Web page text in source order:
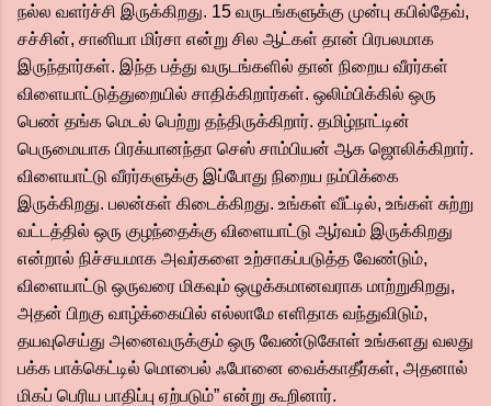
நல்ல வளர்ச்சி இருக்கிறது. 15 வருடங்களுக்கு முன்பு கபில்தேவ்,
சச்சின், சானியா மிர்சா என்று சில ஆட்கள் தான் பிரபலமாக
இருந்தார்கள். இந்த பத்து வருடங்களில் தான் நிறைய வீரர்கள்
விளையாட்டுத்துறையில் சாதிக்கிறார்கள். ஒலிம்பிக்கில் ஒரு
பெண் தங்க மெடல் பெற்று தந்திருக்கிறார். தமிழ்நாட்டின்
பெருமையாக பிரக்யானந்தா செஸ் சாம்பியன் ஆக ஜொலிக்கிறார்.
விளையாட்டு வீரர்களுக்கு இப்போது நிறைய நம்பிக்கை
இருக்கிறது. பலன்கள் கிடைக்கிறது. உங்கள் வீட்டில், உங்கள் சுற்று
வட்டத்தில் ஒரு குழந்தைக்கு விளையாட்டு ஆர்வம் இருக்கிறது
என்றால் நிச்சயமாக அவர்களை உற்சாகப்படுத்த வேண்டும்,
விளையாட்டு ஒருவரை மிகவும் ஒழுக்கமானவராக மாற்றுகிறது,
அதன் பிறகு வாழ்க்கையில் எல்லாமே எளிதாக வந்துவிடும்,
தயவுசெய்து அனைவருக்கும் ஒரு வேண்டுகோள் உங்களது வலது
பக்க பாக்கெட்டில் மொபைல் ஃபோனை வைக்காதீர்கள், அதனால்
மிகப் பெரிய பாதிப்பு ஏற்படும்” என்று கூறினார்.